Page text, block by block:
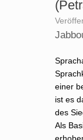
einer
ist es
des
Als